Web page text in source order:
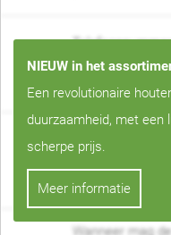
E-mail adres
Wanneer mag
NIEUW in het
Een revolutionaire
duurzaamheid, met een
scherpe prijs.
Meer informatie